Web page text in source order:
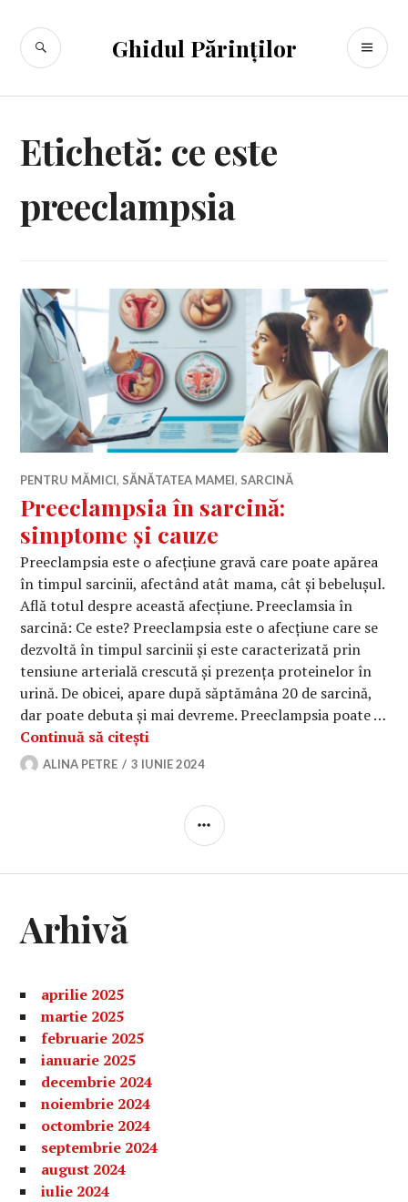
conținut
Ghidul Părinților
CĂUTARE
Etichetă: ce este
preeclampsia
PENTRU MĂMICI, SĂNĂTATEA MAMEI, SARCINĂ
Preeclampsia în sarcină:
simptome și cauze
Preeclampsia este o afecțiune gravă care poate apărea
în timpul sarcinii, afectând atât mama, cât și bebelușul.
Află totul despre această afecțiune. Preeclamsia în
sarcină: Ce este? Preeclampsia este o afecțiune care se
dezvoltă în timpul sarcinii și este caracterizată prin
tensiune arterială crescută și prezența proteinelor în
urină. De obicei, apare după săptămâna 20 de sarcină,
dar poate debuta și mai devreme. Preeclampsia poate …
Continuă să citești
ALINA PETRE 3 IUNIE 2024
BARĂ
Arhivă
aprilie 2025
martie 2025
februarie 2025
ianuarie 2025
decembrie 2024
noiembrie 2024
octombrie 2024
septembrie 2024
august 2024
iulie 2024